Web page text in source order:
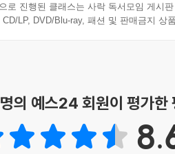
될 것이다. 혼자도 아니고 두 사람
모여 앉아 돌려가며 읽었던 게 아니
인지 몰라도 김삿갓이라고 하면 모
역시 안동김씨 출신이었다.
고 시재가 뛰어났던 김병연은 고
로 진행된 클래스는 사락 독서모임 게시
LP, DVD/Blu-ray, 패션 및 판매금지 상
명의 예스24 회원이 평가한